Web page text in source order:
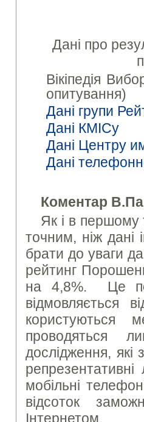
Дані про
Вікіпедія
опитування)
Дані групи
Дані КМІСу
Дані Центру
Дані
Коментар
Як і в першому
точним, ніж дані
брати до уваги
рейтинг
на 4,8%. Це
відмовляється
користуються
проводяться
дослідження,
мобільні
відсоток
Інтернетом.